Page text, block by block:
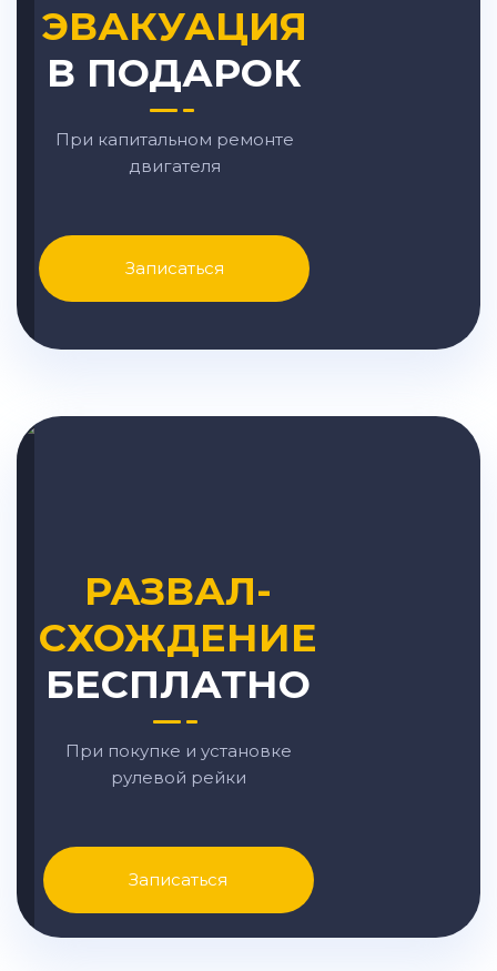
ЭВАКУАЦИЯ
В ПОДАРОК
При капитальном ремонте
двигателя
Записаться
РАЗВАЛ-
СХОЖДЕНИЕ
БЕСПЛАТНО
При покупке и установке
рулевой рейки
Записаться